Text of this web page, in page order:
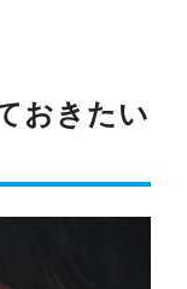
おきたい